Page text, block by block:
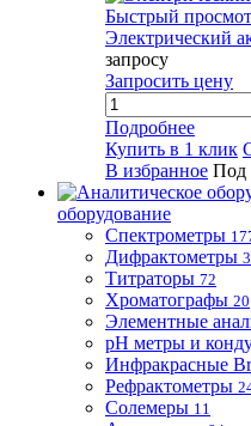
Быстрый
Электрический
запросу
Запросить цену
Подробнее
Купить в 1 клик
В избранное Под
оборудование
Спектрометры
Дифрактометры
Титраторы 72
Хроматографы 20
Элементные
pH метры и
Инфракрасные
Рефрактометры
Солемеры 11